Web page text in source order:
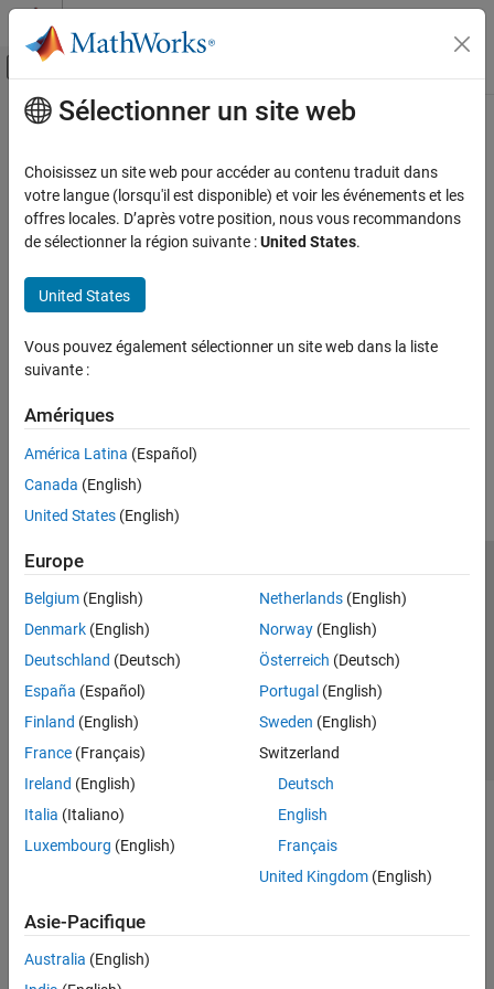
Passer au contenu
Activer/désactiver l'affichage du menu
Accueil de la documentation
Contenu principal
How useful was this information?
Sélectionner un site web
Choisissez un site web pour accéder au contenu traduit dans
votre langue (lorsqu'il est disponible) et voir les événements et les
offres locales. D’après votre position, nous vous recommandons
de sélectionner la région suivante :United States.
United States
Vous pouvez également sélectionner un site web dans la liste
suivante :
Amériques
América Latina (Español)
Canada (English)
United States (English)
Europe
Belgium (English)
Denmark (English)
Deutschland (Deutsch)
España (Español)
Finland (English)
France (Français)
Ireland (English)
Italia (Italiano)
Luxembourg (English)
Netherlands(English)
Norway(English)
Österreich (Deutsch)
Portugal (English)
Sweden (English)
Switzerland
Deutsch
English
Français
United Kingdom(English)
Asie-Pacifique
Australia (English)
Lutte anti-piratage
Contacts locaux
© 1994-2026 The MathWorks, Inc.